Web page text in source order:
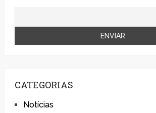
CATEGORIAS
Notícias